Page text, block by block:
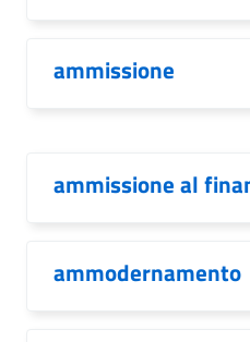
ammissione
ammissione al
ammodernamento